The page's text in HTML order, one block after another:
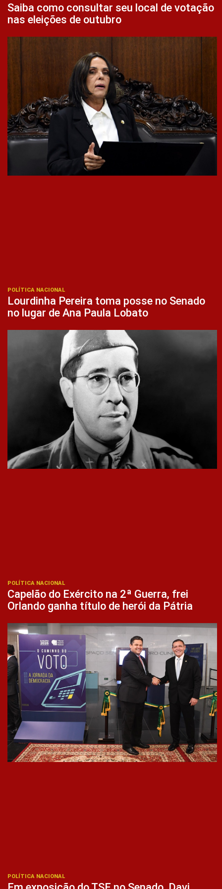
Saiba como consultar seu local de votação
nas eleições de outubro
POLÍTICA NACIONAL
Lourdinha Pereira toma posse no Senado
no lugar de Ana Paula Lobato
POLÍTICA NACIONAL
Capelão do Exército na 2ª Guerra, frei
Orlando ganha título de herói da Pátria
POLÍTICA NACIONAL